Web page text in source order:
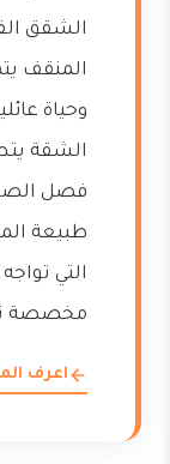
الشقق
المنقف
وحياة
الشقة
فصل
طبيعة
التي
مخصصة
اعرف